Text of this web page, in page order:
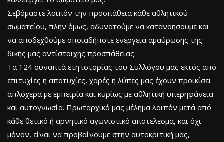
Σεβόμαστε λοιπόν την προσπάθεια κάθε αθλητικού
σωματείου, πλην όμως, αδυνατούμε να κατανοήσουμε και
να αποδεχθούμε οποιαδήποτε ενέργεια αμαύρωσης της
δικής μας αντίστοιχης προσπάθειας.
Τα 124 συναπτά έτη ιστορίας του Συλλόγου μας εκτός από
επιτυχίες ή αποτυχίες, χαρές ή λύπες μας έχουν προικίσει
απλόχερα με εμπειρία και κυρίως με αθλητική υπερηφάνεια
και αυτογνωσία. Πρωταρχικό μας μέλημα λοιπόν μετά από
κάθε θετικό ή αρνητικό αγωνιστικό αποτέλεσμα, και όχι
μόνον, είναι να προβαίνουμε στην αυτοκριτική μας,